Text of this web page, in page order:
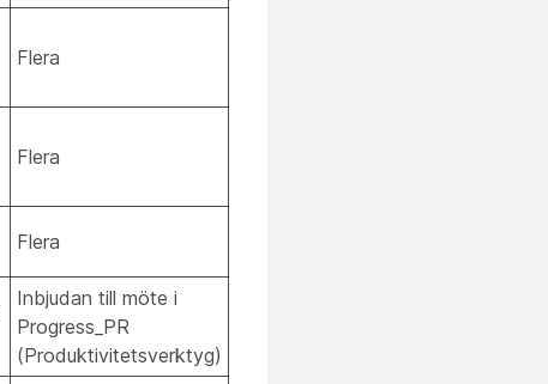
Flera
Flera
Flera
Inbjudan till möte i
Progress_PR
(Produktivitetsverktyg)